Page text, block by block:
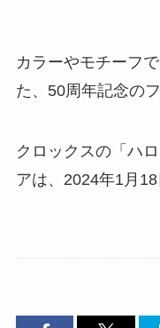
カラーやモチーフ
た、50周年記念の
クロックスの「ハ
アは、2024年1月18